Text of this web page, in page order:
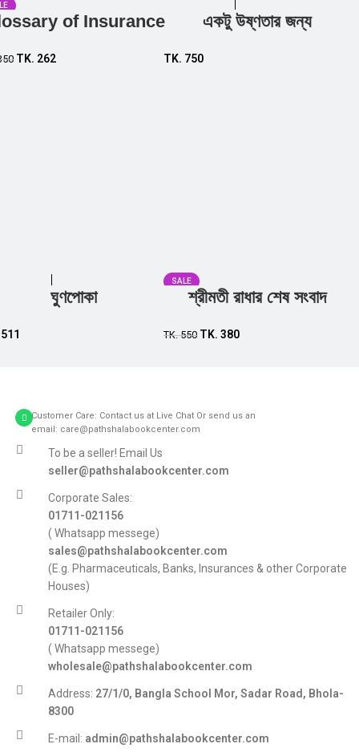
of Insurance
TK. 262
Add to cart
একটু উষ্ণতার জন্য
TK. 750
Add to cart
ঘুণপোকা
511
SALE
শ্রীমতী রাধার শেষ সংবাদ
TK.550 TK. 380
Customer Care: Contact us at Live Chat Or send us an
email: care@pathshalabookcenter.com
To be a seller! Email Us
seller@pathshalabookcenter.com
Corporate Sales:
01711-021156
( Whatsapp messege)
sales@pathshalabookcenter.com
(E.g. Pharmaceuticals, Banks, Insurances & other Corporate
Houses)
Retailer Only:
01711-021156
( Whatsapp messege)
wholesale@pathshalabookcenter.com
Address: 27/1/0, Bangla School Mor, Sadar Road, Bhola-
8300
E-mail: admin@pathshalabookcenter.com